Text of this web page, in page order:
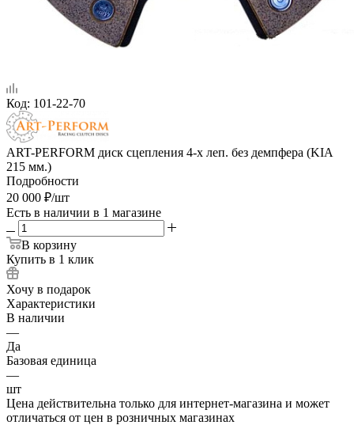
Код: 101-22-70
ART-PERFORM диск сцепления 4-х леп. без демпфера (KIA
215 мм.)
Подробности
20 000 ₽/шт
Есть в наличии в 1 магазине
В корзину
Купить в 1 клик
Хочу в подарок
Характеристики
В наличии
—
Да
Базовая единица
—
шт
Цена действительна только для интернет-магазина и может
отличаться от цен в розничных магазинах